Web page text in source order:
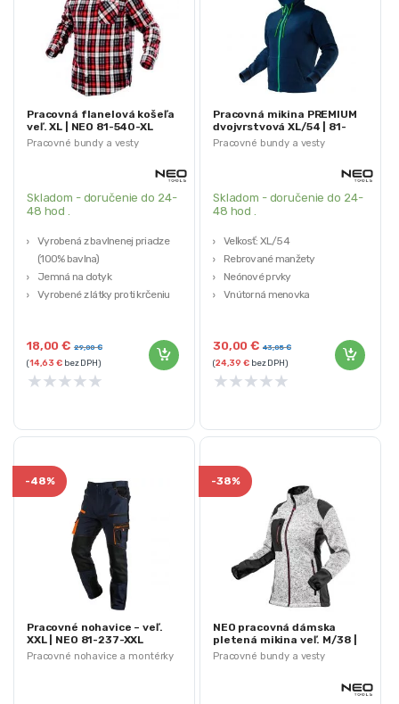
Pracovné bundy a vesty
Pracovná flanelová košeľa
veľ. XL | NEO 81-540-XL
Skladom - doručenie do 24-
48 hod .
Vyrobená z bavlnenej priadze
(100% bavlna)
Jemná na dotyk
Vyrobené z látky proti krčeniu
18,00€ 29,00€
(14,63€bez DPH)
★★★★★
Pracovné bundy a vesty
Pracovná mikina PREMIUM
dvojvrstvová XL/54 | 81-
511-XL
Skladom - doručenie do 24-
48 hod .
Veľkosť: XL/54
Rebrované manžety
Neónové prvky
Vnútorná menovka
30,00€ 43,05€
(24,39€bez DPH)
★★★★★
Pracovné nohavice a montérky
-48%
Pracovné nohavice – veľ.
XXL | NEO 81-237-XXL
Pracovné bundy a vesty
-38%
NEO pracovná dámska
pletená mikina veľ. M/38 |
80-555-M